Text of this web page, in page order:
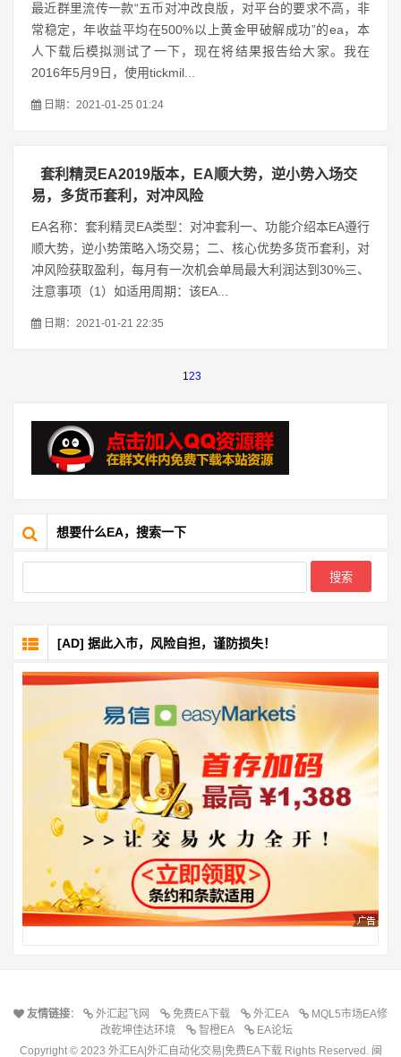
最近群里流传一款“五币对冲改良版，对平台的要求不高，非
常稳定，年收益平均在500%以上黄金甲破解成功”的ea，本
人下载后模拟测试了一下，现在将结果报告给大家。我在
2016年5月9日，使用tickmil...
日期：2021-01-25 01:24
套利精灵EA2019版本，EA顺大势，逆小势入场交
易，多货币套利，对冲风险
EA名称：套利精灵EA类型：对冲套利一、功能介绍本EA遵行
顺大势，逆小势策略入场交易；二、核心优势多货币套利，对
冲风险获取盈利，每月有一次机会单局最大利润达到30%三、
注意事项（1）如适用周期：该EA...
日期：2021-01-21 22:35
123
想要什么EA，搜索一下
[AD] 据此入市，风险自担，谨防损失！
友情链接： 外汇起飞网 免费EA下载 外汇EA
MQL5市场EA修
改乾坤佳达环境
智橙EA
EA论坛
Copyright © 2023 外汇EA|外汇自动化交易|免费EA下载 Rights Reserved. 闽